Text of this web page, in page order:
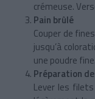
crémeuse.
Pain brûlé
Couper de
jusqu’à
une poudre fine.
Préparation
Lever les